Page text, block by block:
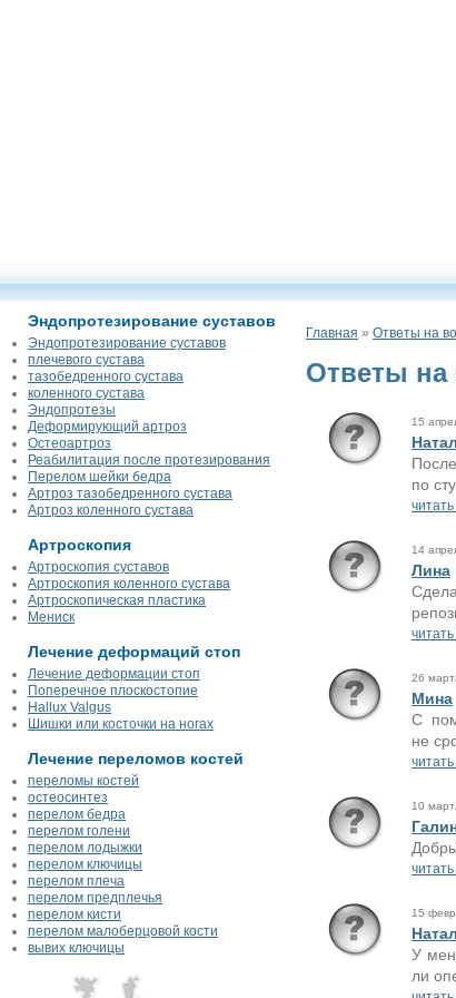
Эндопротезирование суставов
Эндопротезирование суставов
плечевого сустава
тазобедренного сустава
коленного сустава
Эндопротезы
Деформирующий артроз
Остеоартроз
Реабилитация после протезирования
Перелом шейки бедра
Артроз тазобедренного сустава
Артроз коленного сустава
Артроскопия
Артроскопия суставов
Артроскопия коленного сустава
Артроскопическая пластика
Мениск
Лечение деформаций стоп
Лечение деформации стоп
Поперечное плоскостопие
Hallux Valgus
Шишки или косточки на ногах
Лечение переломов костей
переломы костей
остеосинтез
перелом бедра
перелом голени
перелом лодыжки
перелом ключицы
перелом плеча
перелом предплечья
перелом кисти
перелом малоберцовой кости
вывих ключицы
Главная » Ответы на
Ответы на
15
по
14
Лина
26
Мина
С
не
10
15
У
ли